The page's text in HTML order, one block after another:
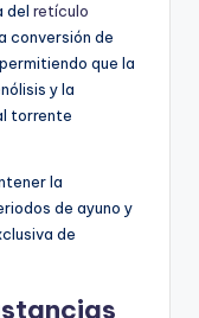
del retículo
conversión de
que la
y la
torrente
la
de ayuno y
de